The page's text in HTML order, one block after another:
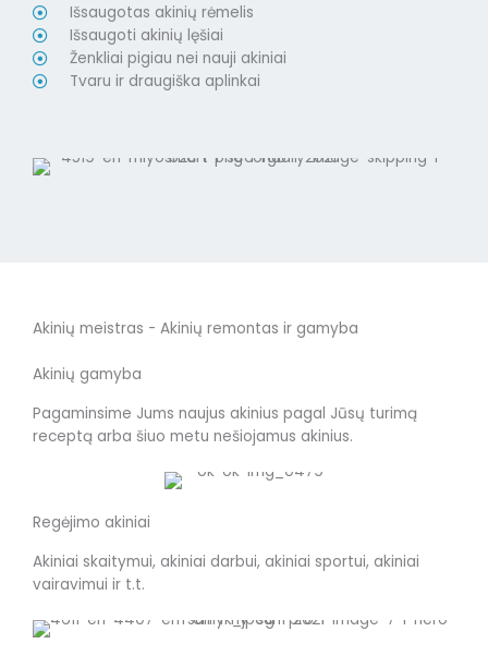
Išsaugotas akinių rėmelis
Išsaugoti akinių lęšiai
Ženkliai pigiau nei nauji akiniai
Tvaru ir draugiška aplinkai
Akinių meistras - Akinių remontas ir gamyba
Akinių gamyba
Pagaminsime Jums naujus akinius pagal Jūsų turimą
receptą arba šiuo metu nešiojamus akinius.
Regėjimo akiniai
Akiniai skaitymui, akiniai darbui, akiniai sportui, akiniai
vairavimui ir t.t.